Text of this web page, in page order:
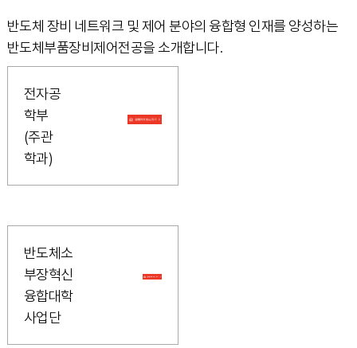
반도체 장비 네트워크 및 제어 분야의 융합형 인재를 양성하는
반도체부품장비제어전공을 소개합니다.
전자공
학부
(주관
학과)
반도체소
부장혁신
융합대학
사업단